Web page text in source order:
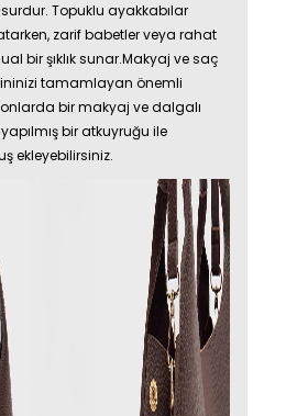
Topuklu ayakkabılar
zarif babetler veya rahat
bir şıklık sunar.Makyaj ve saç
tamamlayan önemli
bir makyaj ve dalgalı
bir atkuyruğu ile
ekleyebilirsiniz.